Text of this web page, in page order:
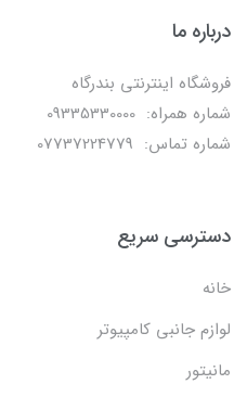
درباره ما
فروشگاه اینترنتی بندرگاه
شماره همراه: 09335330000
شماره تماس: 07737224779
دسترسی سریع
خانه
لوازم جانبی کامپیوتر
مانیتور